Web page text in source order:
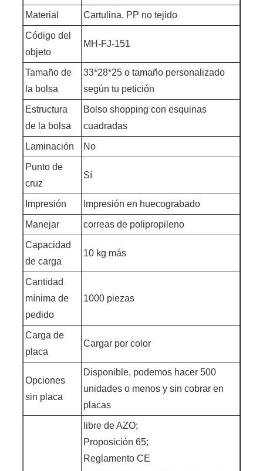
Material Cartulina, PP no tejido
Código del
objeto
MH-FJ-151
Tamaño de
la bolsa
33*28*25 o tamaño personalizado
según tu petición
Estructura
de la bolsa
Bolso shopping con esquinas
cuadradas
Laminación No
Punto de
cruz
Sí
Impresión Impresión en huecograbado
Manejar correas de polipropileno
Capacidad
de carga
10 kg más
Cantidad
mínima de
pedido
1000 piezas
Carga de
placa
Cargar por color
Opciones
sin placa
Disponible, podemos hacer 500
unidades o menos y sin cobrar en
placas
libre de AZO;
Proposición 65;
Reglamento CE